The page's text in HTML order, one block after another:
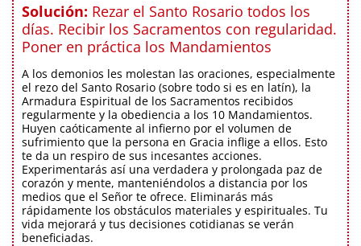
Solución: Rezar el Santo Rosario todos los
días. Recibir los Sacramentos con regularidad.
Poner en práctica los Mandamientos
A los demonios les molestan las oraciones, especialmente
el rezo del Santo Rosario (sobre todo si es en latín), la
Armadura Espiritual de los Sacramentos recibidos
regularmente y la obediencia a los 10 Mandamientos.
Huyen caóticamente al infierno por el volumen de
sufrimiento que la persona en Gracia inflige a ellos. Esto
te da un respiro de sus incesantes acciones.
Experimentarás así una verdadera y prolongada paz de
corazón y mente, manteniéndolos a distancia por los
medios que el Señor te ofrece. Eliminarás más
rápidamente los obstáculos materiales y espirituales. Tu
vida mejorará y tus decisiones cotidianas se verán
beneficiadas.